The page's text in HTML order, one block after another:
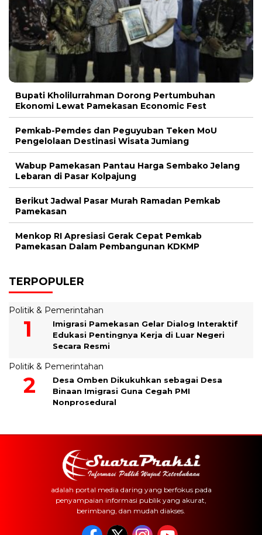
Bupati Kholilurrahman Dorong Pertumbuhan
Ekonomi Lewat Pamekasan Economic Fest
Pemkab-Pemdes dan Peguyuban Teken MoU
Pengelolaan Destinasi Wisata Jumiang
Wabup Pamekasan Pantau Harga Sembako Jelang
Lebaran di Pasar Kolpajung
Berikut Jadwal Pasar Murah Ramadan Pemkab
Pamekasan
Menkop RI Apresiasi Gerak Cepat Pemkab
Pamekasan Dalam Pembangunan KDKMP
TERPOPULER
Politik & Pemerintahan
Imigrasi Pamekasan Gelar Dialog Interaktif
Edukasi Pentingnya Kerja di Luar Negeri
Secara Resmi
Politik & Pemerintahan
Desa Omben Dikukuhkan sebagai Desa
Binaan Imigrasi Guna Cegah PMI
Nonprosedural
adalah portal media daring yang berfokus pada
penyampaian informasi publik yang akurat,
berimbang, dan mudah diakses.